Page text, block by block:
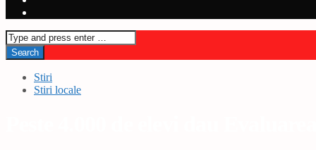
Stiri
Stiri locale